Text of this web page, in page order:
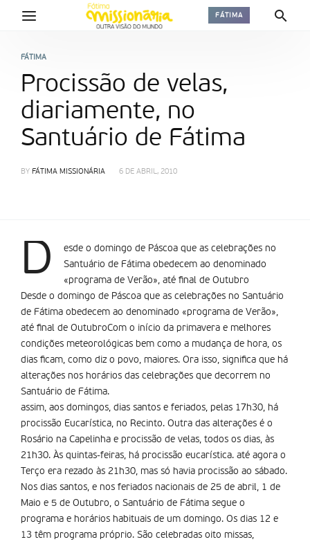
FÁTIMA
FÁTIMA
Procissão de velas,
diariamente, no
Santuário de Fátima
BY FÁTIMA MISSIONÁRIA 6 DE ABRIL, 2010
D
esde o domingo de Páscoa que as celebrações no
Santuário de Fátima obedecem ao denominado
«programa de Verão», até final de Outubro
Desde o domingo de Páscoa que as celebrações no Santuário
de Fátima obedecem ao denominado «programa de Verão»,
até final de OutubroCom o início da primavera e melhores
condições meteorológicas bem como a mudança de hora, os
dias ficam, como diz o povo, maiores. Ora isso, significa que há
alterações nos horários das celebrações que decorrem no
Santuário de Fátima.
assim, aos domingos, dias santos e feriados, pelas 17h30, há
procissão Eucarística, no Recinto. Outra das alterações é o
Rosário na Capelinha e procissão de velas, todos os dias, às
21h30. Às quintas-feiras, há procissão eucarística. até agora o
Terço era rezado às 21h30, mas só havia procissão ao sábado.
Nos dias santos, e nos feriados nacionais de 25 de abril, 1 de
Maio e 5 de Outubro, o Santuário de Fátima segue o
programa e horários habituais de um domingo. Os dias 12 e
13 têm programa próprio. São celebradas oito missas,